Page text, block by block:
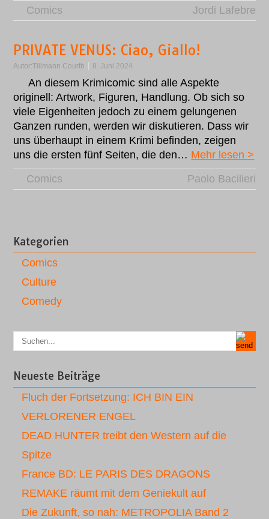
Comics
Jordi Lafebre
PRIVATE VENUS: Ciao, Giallo!
Autor:Tillmann Courth 8. Juni 2024
An diesem Krimicomic sind alle Aspekte
originell: Artwork, Figuren, Handlung. Ob sich so
viele Eigenheiten jedoch zu einem gelungenen
Ganzen runden, werden wir diskutieren. Dass wir
uns überhaupt in einem Krimi befinden, zeigen
uns die ersten fünf Seiten, die den… Mehr lesen >
Comics
Paolo Bacilieri
Kategorien
Comics
Culture
Comedy
Neueste Beiträge
Fluch der Fortsetzung: ICH BIN EIN
VERLORENER ENGEL
DEAD HUNTER treibt den Western auf die
Spitze
France BD: LE PARIS DES DRAGONS
REMAKE räumt mit dem Geniekult auf
Die Zukunft, so nah: METROPOLIA Band 2